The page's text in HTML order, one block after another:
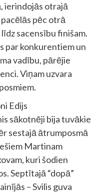
ierindojās otrajā
pēc otrā
sacensību finišam.
par konkurentiem un
vadību, pārējie
Viņam uzvara
Edijs
sākotnēji bija tuvākie
sestajā ātrumposmā
Martinam
kuri šodien
Septītajā “dopā”
– Svilis guva